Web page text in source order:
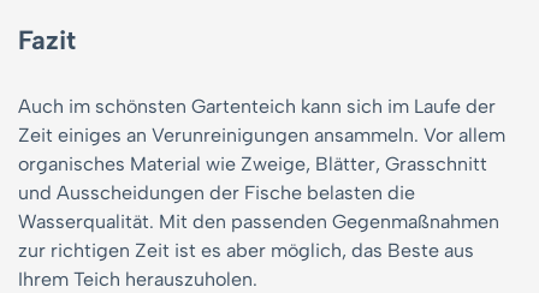
Fazit
Auch im schönsten Gartenteich kann sich im Laufe der
Zeit einiges an Verunreinigungen ansammeln. Vor allem
organisches Material wie Zweige, Blätter, Grasschnitt
und Ausscheidungen der Fische belasten die
Wasserqualität. Mit den passenden Gegenmaßnahmen
zur richtigen Zeit ist es aber möglich, das Beste aus
Ihrem Teich herauszuholen.